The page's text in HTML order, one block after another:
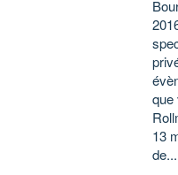
que
13
de...